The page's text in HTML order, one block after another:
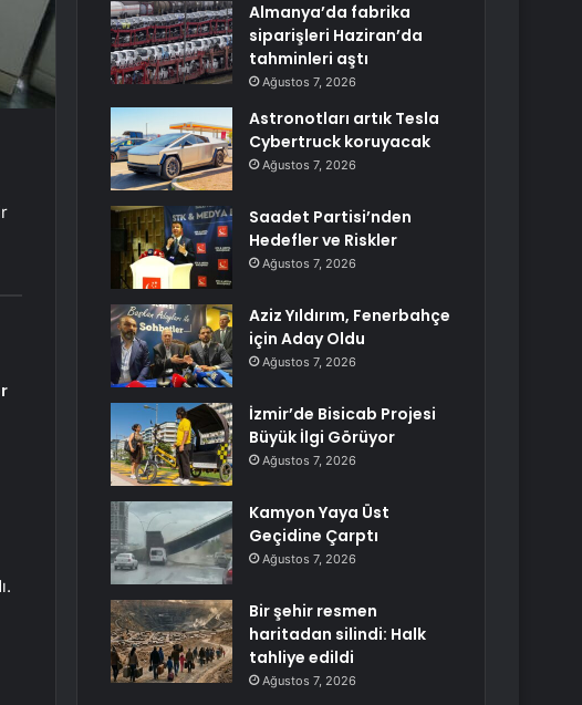
Almanya’da fabrika
siparişleri Haziran’da
tahminleri aştı
Ağustos 7, 2026
Astronotları artık Tesla
Cybertruck koruyacak
Ağustos 7, 2026
Saadet Partisi’nden
Hedefler ve Riskler
Ağustos 7, 2026
Aziz Yıldırım, Fenerbahçe
için Aday Oldu
Ağustos 7, 2026
İzmir’de Bisicab Projesi
Büyük İlgi Görüyor
Ağustos 7, 2026
Kamyon Yaya Üst
Geçidine Çarptı
Ağustos 7, 2026
Bir şehir resmen
haritadan silindi: Halk
tahliye edildi
Ağustos 7, 2026